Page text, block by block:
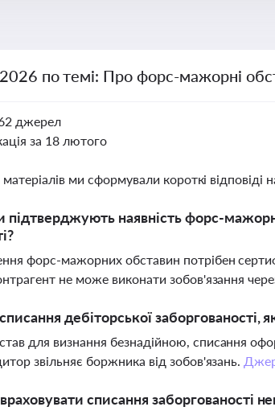
по темі: Про форс-мажорні
джерел
за 18 лютого
ми сформували короткі відповіді
підтверджують наявність форс-
форс-мажорних обставин потрібен
не може виконати зобов'язання
дебіторської заборгованості,
для визнання безнадійною, списання
звільняє боржника від зобов'язань.
списання заборгованості